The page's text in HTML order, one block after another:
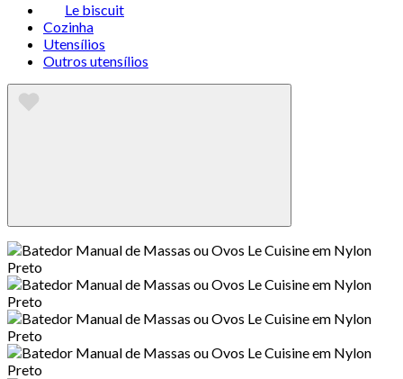
Le biscuit
Cozinha
Utensílios
Outros utensílios